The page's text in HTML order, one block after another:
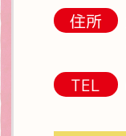
住所
TEL